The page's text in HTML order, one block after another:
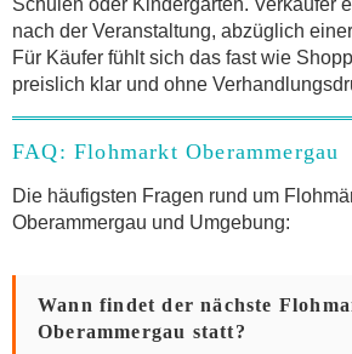
Schulen oder Kindergärten. Verkäufer
nach der Veranstaltung, abzüglich
Für Käufer fühlt sich das fast wie
preislich klar und ohne
FAQ: Flohmarkt Oberammergau
Die häufigsten Fragen rund um
Oberammergau und Umgebung:
Wann findet der nächste
Oberammergau statt?